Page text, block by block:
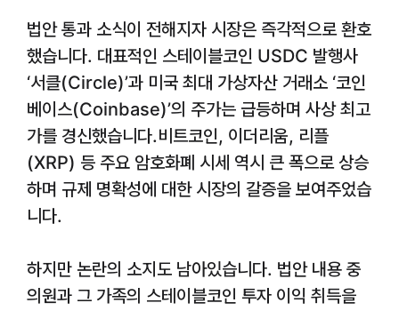
법안 통과 소식이 전해지자 시장은 즉각적으로 환호
했습니다. 대표적인 스테이블코인 USDC 발행사
‘서클(Circle)’과 미국 최대 가상자산 거래소 ‘코인
베이스(Coinbase)’의 주가는 급등하며 사상 최고
가를 경신했습니다.비트코인, 이더리움, 리플
(XRP) 등 주요 암호화폐 시세 역시 큰 폭으로 상승
하며 규제 명확성에 대한 시장의 갈증을 보여주었습
니다.
하지만 논란의 소지도 남아있습니다. 법안 내용 중
의원과 그 가족의 스테이블코인 투자 이익 취득을